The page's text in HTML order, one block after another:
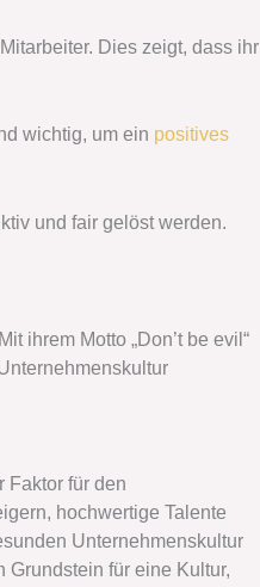
Dies zeigt, dass ihr
wichtig, um ein positives
und fair gelöst werden.
ihrem Motto „Don’t be evil“
Faktor für den
hochwertige Talente
Unternehmenskultur
für eine Kultur,